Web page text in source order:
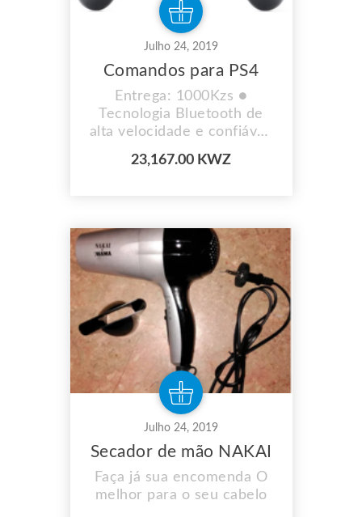
Julho 24, 2019
Comandos para PS4
Entrega: 1000Kzs ●
Tecnologia Bluetooth de
alta velocidade e confiável,
metros ● adequado para
ergonômico: material ABS
resistente com design de
curva ergonômica,
oferecendo a melhor
experiência de jogo ●...
23,167.00 KWZ
Julho 24, 2019
Secador de mão NAKAI
Faça já sua encomenda O
melhor para o seu cabelo